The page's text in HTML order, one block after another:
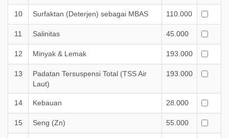
10 Surfaktan (Deterjen) sebagai MBAS 110.000
11 Salinitas 45.000
12 Minyak & Lemak 193.000
13
Padatan Tersuspensi Total (TSS Air
Laut)
193.000
14 Kebauan 28.000
15 Seng (Zn) 55.000